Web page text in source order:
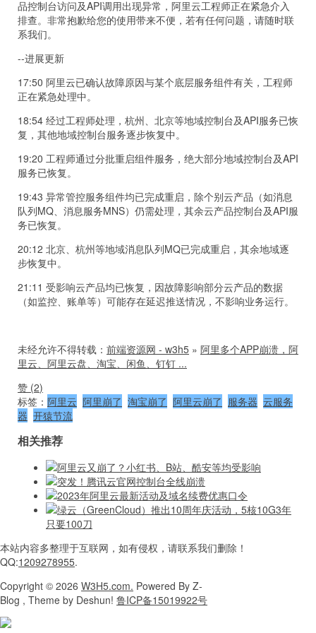
品控制台访问及API调用出现异常，阿里云工程师正在紧急介入
排查。非常抱歉给您的使用带来不便，若有任何问题，请随时联
系我们。
--进展更新
17:50 阿里云已确认故障原因与某个底层服务组件有关，工程师
正在紧急处理中。
18:54 经过工程师处理，杭州、北京等地域控制台及API服务已恢
复，其他地域控制台服务逐步恢复中。
19:20 工程师通过分批重启组件服务，绝大部分地域控制台及API
服务已恢复。
19:43 异常管控服务组件均已完成重启，除个别云产品（如消息
队列MQ、消息服务MNS）仍需处理，其余云产品控制台及API服
务已恢复。
20:12 北京、杭州等地域消息队列MQ已完成重启，其余地域逐
步恢复中。
21:11 受影响云产品均已恢复，因故障影响部分云产品的数据
（如监控、账单等）可能存在延迟推送情况，不影响业务运行。
未经允许不得转载： 前端资源网 - w3h5 » 阿里多个APP崩溃，阿
里云、阿里云盘、淘宝、闲鱼、钉钉 ...
赞 (2)
标签： 阿里云 阿里崩了 淘宝崩了 阿里云崩了 服务器 云服务
器 开猿节流
相关推荐
阿里云又崩了？小红书、B站、酷安等均受影响
突发！腾讯云官网控制台全线崩溃
2023年阿里云最新活动及域名续费优惠口令
绿云（GreenCloud）推出10周年庆活动，5核10G3年
只要100刀
本站内容多整理于互联网， 如有侵权，请联系我们删除！
QQ:1209278955.
Copyright © 2026 W3H5.com. Powered By Z-
Blog , Theme by Deshun! 鲁ICP备15019922号